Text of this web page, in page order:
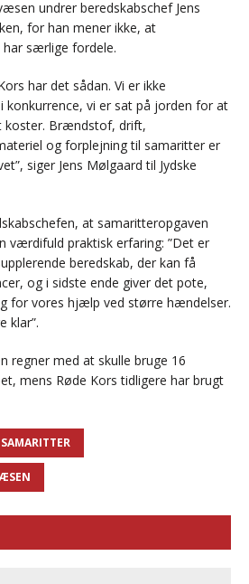
undrer beredskabschef Jens
for han mener ikke, at
særlige fordele.
har det sådan. Vi er ikke
vi er sat på jorden for at
koster. Brændstof, drift,
og forplejning til samaritter er
siger Jens Mølgaard til Jydske
at samaritteropgaven
værdifuld praktisk erfaring: ”Det er
beredskab, der kan få
og i sidste ende giver det pote,
for vores hjælp ved større hændelser.
klar”.
regner med at skulle bruge 16
mens Røde Kors tidligere har brugt
SAMARITTER